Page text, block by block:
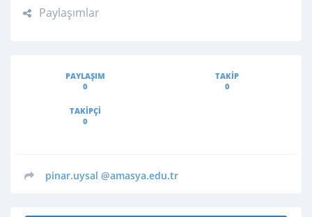
Paylaşımlar
PAYLAŞIM
0
TAKIP
0
TAKIPÇI
0
pinar.uysal @amasya.edu.tr